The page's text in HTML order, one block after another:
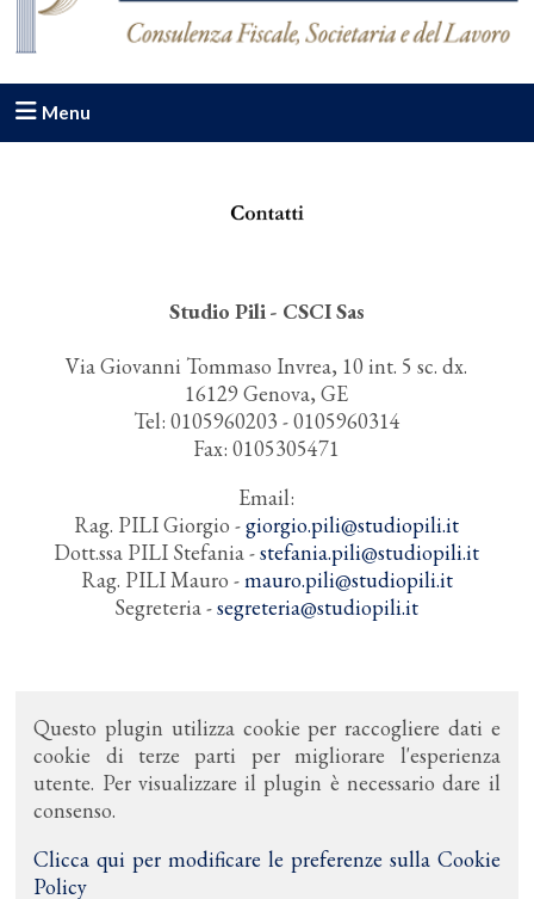
Menu
Studio Pili - CSCI Sas
Via Giovanni Tommaso Invrea, 10 int. 5 sc. dx.
16129 Genova, GE
Tel: 0105960203 - 0105960314
Fax: 0105305471
Email:
Rag. PILI Giorgio -giorgio.pili@studiopili.it
Dott.ssa PILI Stefania -stefania.pili@studiopili.it
Rag. PILI Mauro -mauro.pili@studiopili.it
Segreteria -segreteria@studiopili.it
Questo plugin utilizza cookie per raccogliere dati e
cookie di terze parti per migliorare l'esperienza
utente. Per visualizzare il plugin è necessario dare il
consenso.
Clicca qui per modificare le preferenze sulla Cookie
Policy